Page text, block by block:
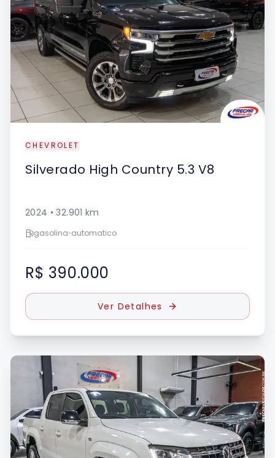
CHEVROLET
Silverado High Country 5.3 V8
2024 •32.901 km
gasolina•automatico
R$ 390.000
Ver Detalhes